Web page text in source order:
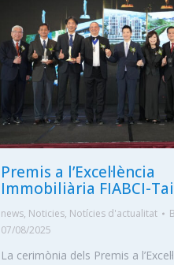
Premis a l’Excel·lència
Immobiliària FIABCI-
news, Noticies, Notícies d'actualitat
07/08/2025
La cerimònia dels Premis a